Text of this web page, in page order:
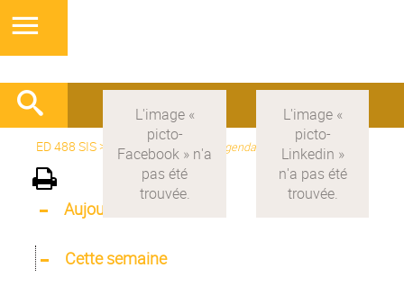
ED 488 SIS> Version française Agenda
Aujourd'hui
Cette semaine